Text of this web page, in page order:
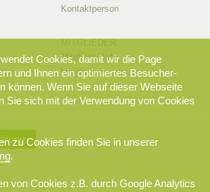
Kontaktperson
Mitglieder-Info
Mitglieder-Login
Cookies, damit wir die Page
und Ihnen ein optimiertes Besucher-
können. Wenn Sie auf dieser Webseite
Sie sich mit der Verwendung von Cookies
zu Cookies finden Sie in unserer
.
von Cookies z.B. durch Google Analytics